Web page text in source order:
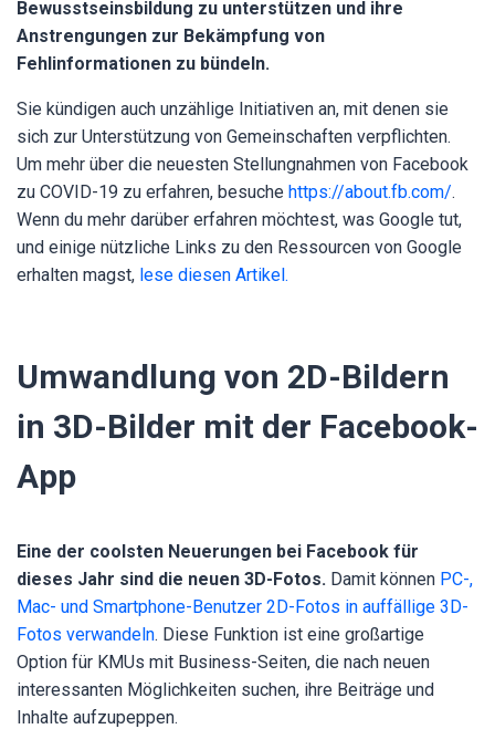
Bewusstseinsbildung zu unterstützen und ihre
Anstrengungen zur Bekämpfung von
Fehlinformationen zu bündeln.
Sie kündigen auch unzählige Initiativen an, mit denen sie
sich zur Unterstützung von Gemeinschaften verpflichten.
Um mehr über die neuesten Stellungnahmen von Facebook
zu COVID-19 zu erfahren, besuche https://about.fb.com/.
Wenn du mehr darüber erfahren möchtest, was Google tut,
und einige nützliche Links zu den Ressourcen von Google
erhalten magst, lese diesen Artikel.
Umwandlung von 2D-Bildern
in 3D-Bilder mit der Facebook-
App
Eine der coolsten Neuerungen bei Facebook für
dieses Jahr sind die neuen 3D-Fotos. Damit können PC-,
Mac- und Smartphone-Benutzer 2D-Fotos in auffällige 3D-
Fotos verwandeln. Diese Funktion ist eine großartige
Option für KMUs mit Business-Seiten, die nach neuen
interessanten Möglichkeiten suchen, ihre Beiträge und
Inhalte aufzupeppen.